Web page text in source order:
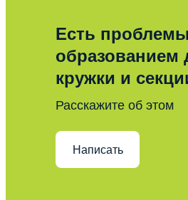
Есть
образованием
кружки и
Расскажите об этом
Написать